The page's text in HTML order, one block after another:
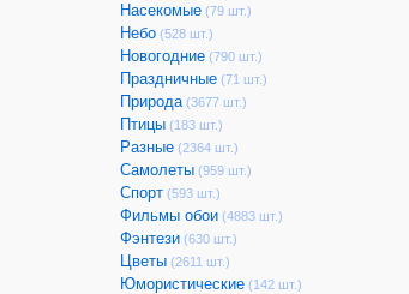
Насекомые (79 шт.)
Небо (528 шт.)
Новогодние (790 шт.)
Праздничные (71 шт.)
Природа (3677 шт.)
Птицы (183 шт.)
Разные (2364 шт.)
Самолеты (959 шт.)
Спорт (593 шт.)
Фильмы обои (4883 шт.)
Фэнтези (630 шт.)
Цветы (2611 шт.)
Юмористические (142 шт.)